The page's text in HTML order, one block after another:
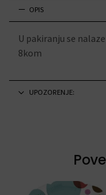
OPIS
U pakiranju se
8kom
UPOZORENJE: